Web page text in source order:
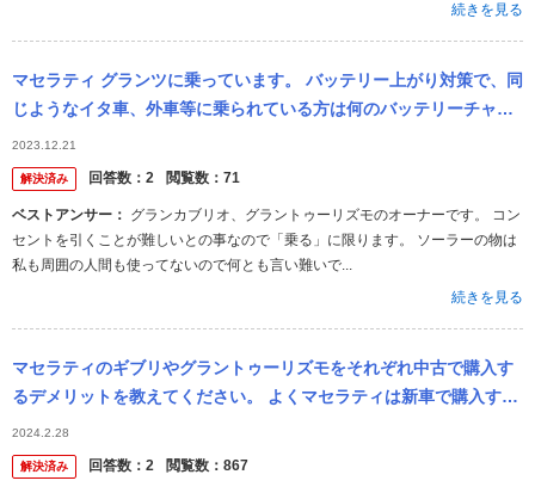
続きを見る
マセラティ グランツに乗っています。 バッテリー上がり対策で、同
じようなイタ車、外車等に乗られている方は何のバッテリーチャー
ジャーをお使いになられてるかお聞きしたいです。 補足 青空駐車な
の...
2023.12.21
解決済み 回答数： 2 閲覧数： 71
ベストアンサー：
セントを引くことが難しいとの事なので「乗る」に限ります。 ソーラーの物は
私も周囲の人間も使ってないので何とも言い難いで...
続きを見る
マセラティのギブリやグラントゥーリズモをそれぞれ中古で購入す
るデメリットを教えてください。 よくマセラティは新車で購入すべ
きと聞きます。 ギブリの中古なら何年式まで、走行距離はどのぐら
いまでで...
2024.2.28
解決済み 回答数： 2 閲覧数： 867